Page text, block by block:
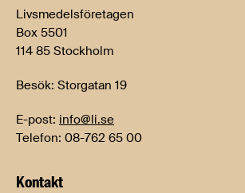
Livsmedelsföretagen
Box 5501
114 85 Stockholm
Besök: Storgatan 19
E-post: info@li.se
Telefon: 08-762 65 00
Kontakt